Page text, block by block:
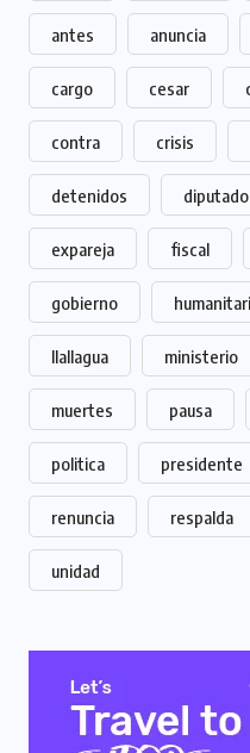
antes anuncia
cargo cesar
contra crisis
detenidos diputado
expareja fiscal
gobierno
llallagua ministerio
muertes pausa
politica presidente
renuncia respalda
unidad